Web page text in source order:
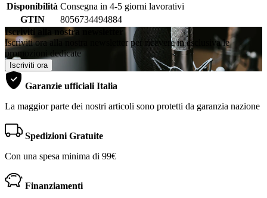
Disponibilità Consegna in 4-5 giorni lavorativi
GTIN
8056734494884
Iscriviti alla nostra newsletter
Iscriviti ora alla nostra newsletter per ricevere in esclusiva le
promozioni dedicate
Iscriviti ora
Garanzie ufficiali Italia
La maggior parte dei nostri articoli sono protetti da garanzia nazione
Spedizioni Gratuite
Con una spesa minima di 99€
Finanziamenti